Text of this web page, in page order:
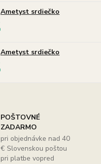
Ametyst srdiečko
Ametyst srdiečko
POŠTOVNÉ
ZADARMO
pri objednávke nad 40
€ Slovenskou poštou
pri platbe vopred